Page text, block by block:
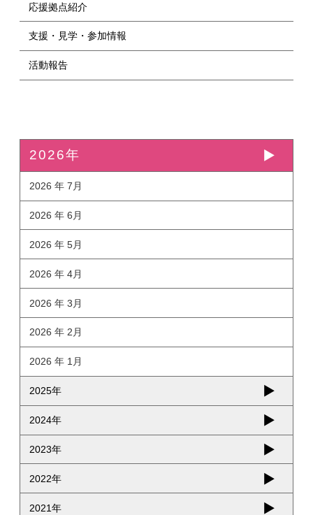
応援拠点紹介
支援・見学・参加情報
活動報告
2026年
2026 年 7月
2026 年 6月
2026 年 5月
2026 年 4月
2026 年 3月
2026 年 2月
2026 年 1月
2025年
2024年
2023年
2022年
2021年